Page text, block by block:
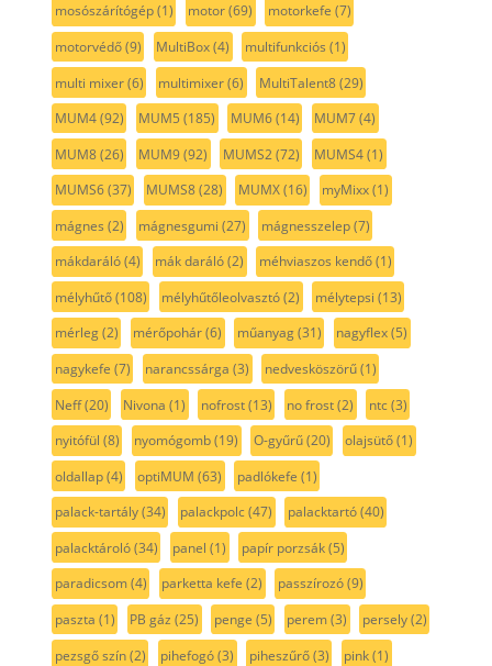
mosószárítógép(1) motor(69) motorkefe (7)
motorvédő(9) MultiBox(4) multifunkciós (1)
multi mixer(6) multimixer(6) MultiTalent8(29)
MUM4(92) MUM5 (185) MUM6(14) MUM7(4)
MUM8(26) MUM9(92) MUMS2(72) MUMS4(1)
MUMS6(37) MUMS8(28) MUMX(16) myMixx(1)
mágnes (2) mágnesgumi (27) mágnesszelep(7)
mákdaráló(4) mák daráló(2) méhviaszos kendő(1)
mélyhűtő(108) mélyhűtőleolvasztó(2) mélytepsi (13)
mérleg(2) mérőpohár(6) műanyag(31) nagyflex(5)
nagykefe (7) narancssárga (3) nedvesköszörű(1)
Neff(20) Nivona (1) nofrost(13) no frost(2) ntc(3)
nyitófül (8) nyomógomb(19) O-gyűrű(20) olajsütő(1)
oldallap(4) optiMUM (63) padlókefe (1)
palack-tartály(34) palackpolc(47) palacktartó(40)
palacktároló(34) panel (1) papír porzsák(5)
paradicsom(4) parketta kefe (2) passzírozó(9)
paszta (1) PB gáz (25) penge (5) perem(3) persely(2)
pezsgő szín(2) pihefogó(3) piheszűrő(3) pink(1)